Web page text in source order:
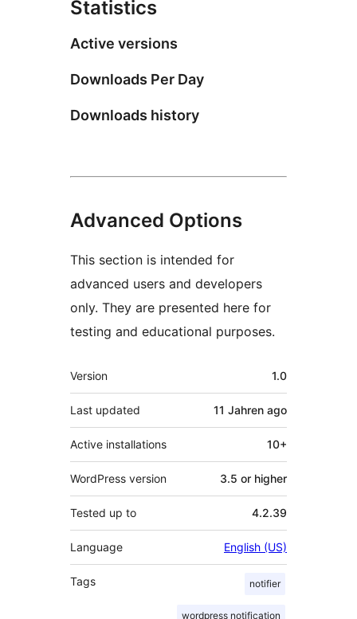
Statistics
Active versions
Downloads Per Day
Downloads history
Advanced Options
This section is intended for
advanced users and developers
only. They are presented here for
testing and educational purposes.
Meta
Version 1.0
Last updated 11 Jahren ago
Active installations 10+
WordPress version 3.5 or higher
Tested up to 4.2.39
Language English (US)
Tags notifier
wordpress notification